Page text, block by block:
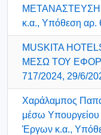
κ.α., Υπόθεση αρ.
MUSKITA
ΜΕΣΩ ΤΟΥ
717/2024, 29/6/
Χαράλαμπος
μέσω Υπουργείου
Έργων κ.α.,